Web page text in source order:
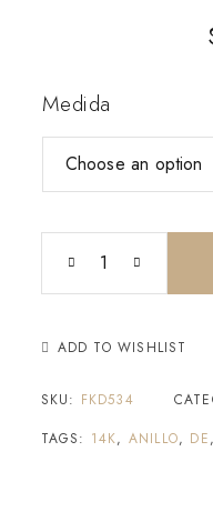
Medida
ADD TO WISHLIST
SKU: FKD534
TAGS: 14K, ANILLO, DE